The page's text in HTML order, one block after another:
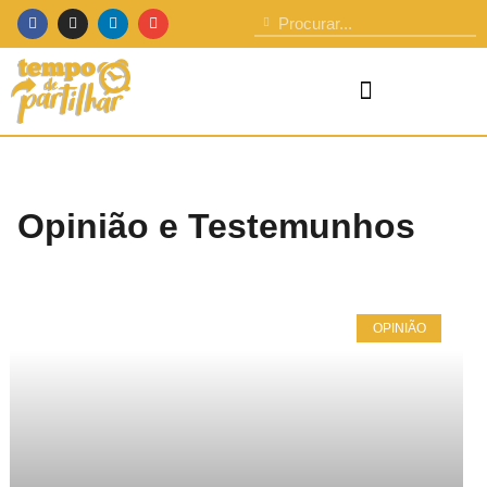
Opinião e Testemunhos
OPINIÃO